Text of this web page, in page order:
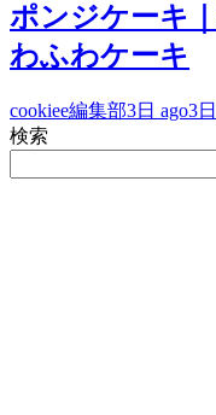
ポンジケーキ
わふわケーキ
cookiee編集部3日 ago3
検索